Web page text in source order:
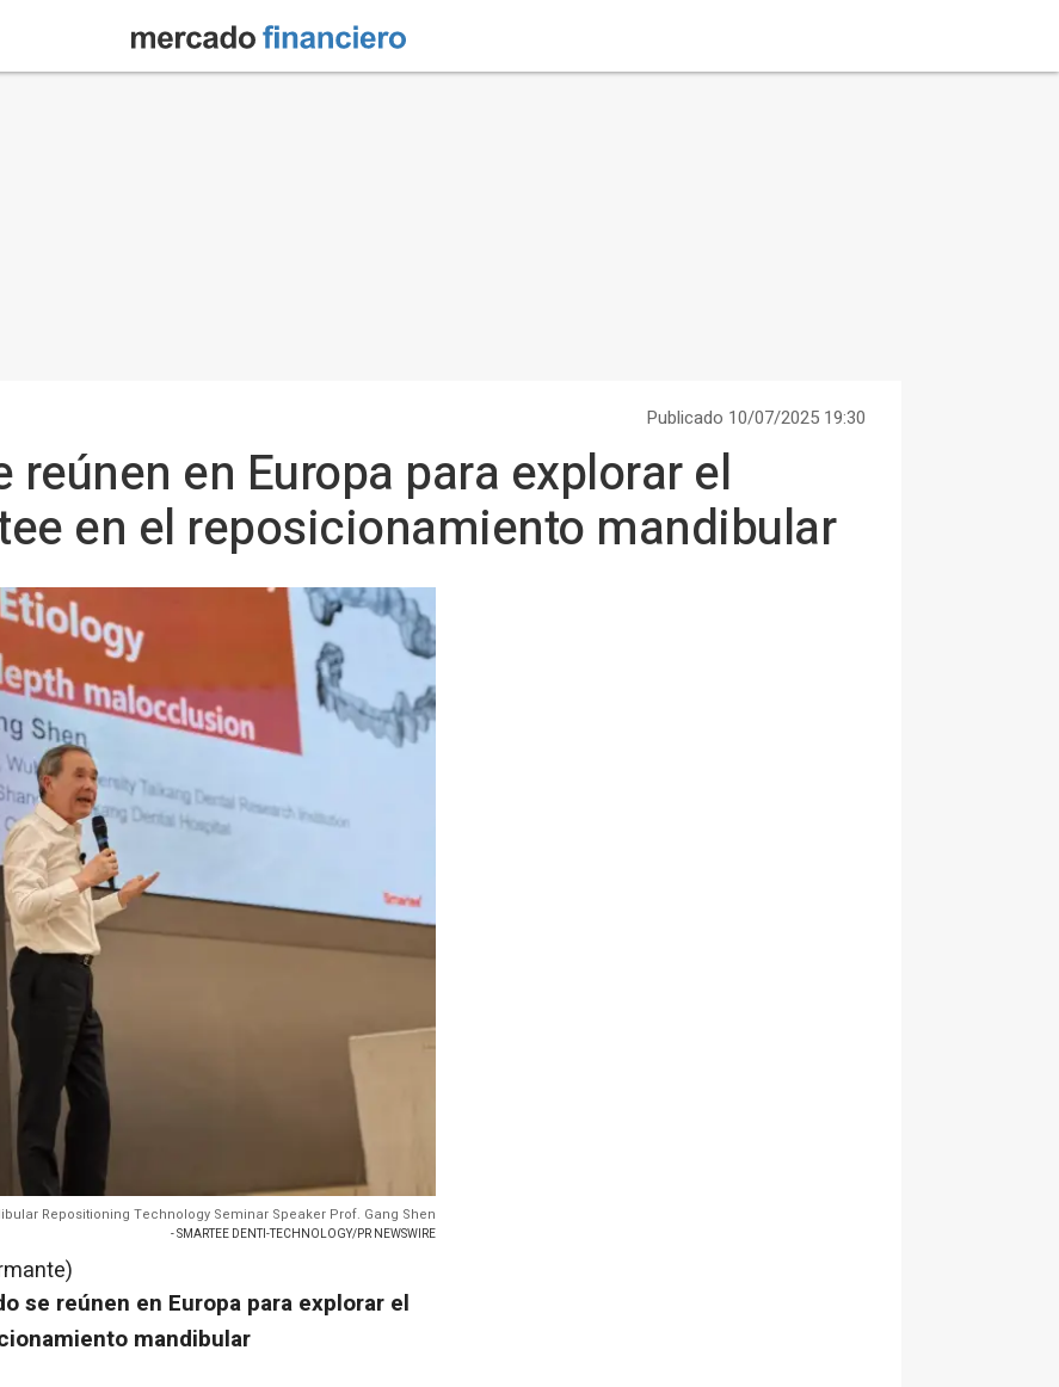
Publicado 10/07/2025 19:30
en Europa para explorar el
en el reposicionamiento mandibular
Repositioning Technology Seminar Speaker Prof. Gang Shen
- SMARTEE DENTI-TECHNOLOGY/PR NEWSWIRE
se reúnen en Europa para explorar el
mandibular